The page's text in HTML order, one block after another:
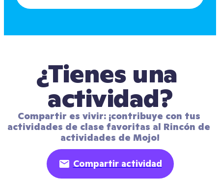
¿Tienes una
actividad?
Compartir es vivir: ¡contribuye con tus
actividades de clase favoritas al Rincón de
actividades de Mojo!
Compartir actividad